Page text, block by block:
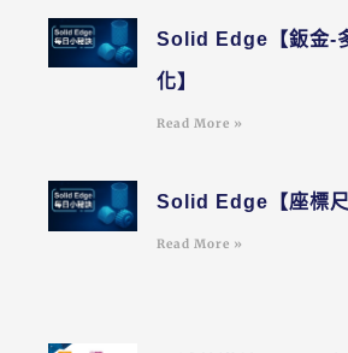
Solid Edge【鈑金-
化】
Read More »
Solid Edge【座標尺
Read More »